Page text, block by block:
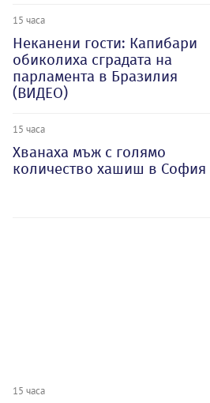
15 часа
Неканени гости: Капибари
обиколиха сградата на
парламента в Бразилия
(ВИДЕО)
15 часа
Хванаха мъж с голямо
количество хашиш в София
15 часа